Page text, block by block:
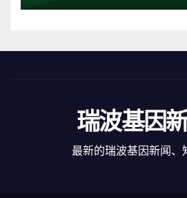
瑞波基因
最新的瑞波基因新闻、